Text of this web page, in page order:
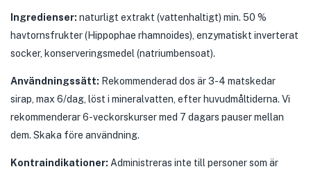
Ingredienser: naturligt extrakt (vattenhaltigt) min. 50 %
havtornsfrukter (Hippophae rhamnoides), enzymatiskt inverterat
socker, konserveringsmedel (natriumbensoat).
Användningssätt: Rekommenderad dos är 3-4 matskedar
sirap, max 6/dag, löst i mineralvatten, efter huvudmåltiderna. Vi
rekommenderar 6-veckorskurser med 7 dagars pauser mellan
dem. Skaka före användning.
Kontraindikationer: Administreras inte till personer som är